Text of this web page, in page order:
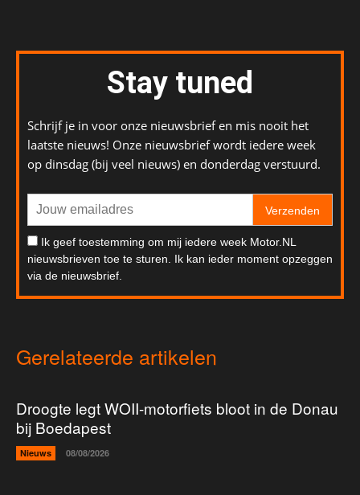
Stay tuned
Schrijf je in voor onze nieuwsbrief en mis nooit het
laatste nieuws! Onze nieuwsbrief wordt iedere week
op dinsdag (bij veel nieuws) en donderdag verstuurd.
Verzenden
Ik geef toestemming om mij iedere week Motor.NL
nieuwsbrieven toe te sturen. Ik kan ieder moment opzeggen
via de nieuwsbrief.
Gerelateerde artikelen
Droogte legt WOII-motorfiets bloot in de Donau
bij Boedapest
Nieuws 08/08/2026